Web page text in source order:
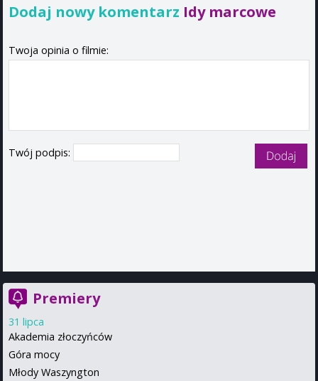
Dodaj nowy komentarz Idy marcowe
Twoja opinia o filmie:
Twój podpis:
Premiery
31 lipca
Akademia złoczyńców
Góra mocy
Młody Waszyngton